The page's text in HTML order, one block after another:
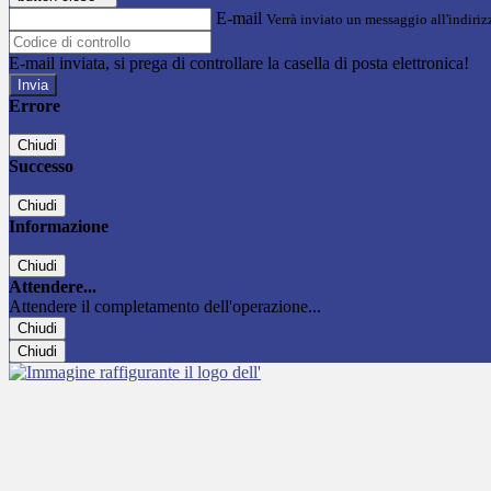
E-mail Verrà inviato un messaggio
E-mail inviata, si prega di controllare la casella di posta elettronica!
Errore
Chiudi
Successo
Chiudi
Informazione
Chiudi
Attendere...
Attendere il completamento dell'operazione...
Chiudi
Chiudi